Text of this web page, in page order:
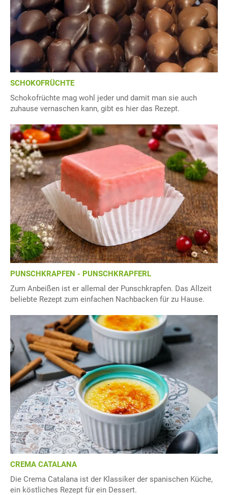
SCHOKOFRÜCHTE
Schokofrüchte mag wohl jeder und damit man sie auch
zuhause vernaschen kann, gibt es hier das Rezept.
PUNSCHKRAPFEN - PUNSCHKRAPFERL
Zum Anbeißen ist er allemal der Punschkrapfen. Das Allzeit
beliebte Rezept zum einfachen Nachbacken für zu Hause.
CREMA CATALANA
Die Crema Catalana ist der Klassiker der spanischen Küche,
ein köstliches Rezept für ein Dessert.